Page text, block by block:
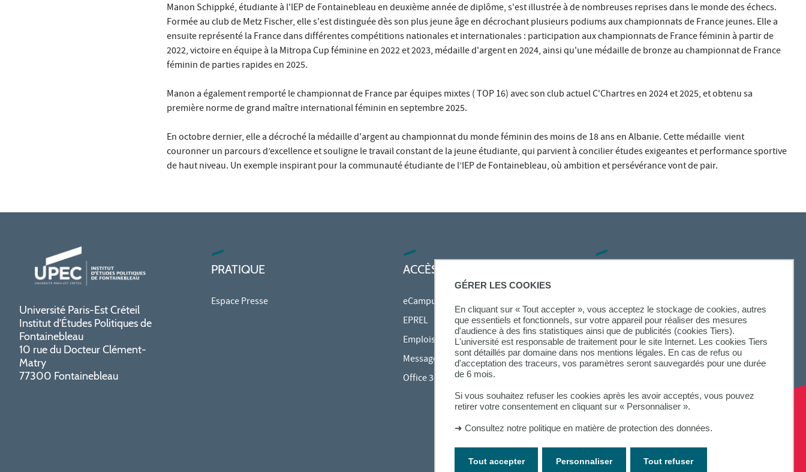
GÉRER LES COOKIES
En cliquant sur « Tout accepter », vous acceptez le stockage de cookies, autres
que essentiels et fonctionnels, sur votre appareil pour réaliser des mesures
d'audience à des fins statistiques ainsi que de publicités (cookies Tiers).
L'université est responsable de traitement pour le site Internet. Les cookies Tiers
sont détaillés par domaine dans nos mentions légales. En cas de refus ou
d'acceptation des traceurs, vos paramètres seront sauvegardés pour une durée
de 6 mois.
Si vous souhaitez refuser les cookies après les avoir acceptés, vous pouvez
retirer votre consentement en cliquant sur « Personnaliser ».
➜ Consultez notre politique en matière de protection des données.
Tout accepter Tout refuser
Personnaliser
Manon Schippké, étudiante à l'IEP de Fontainebleau en deuxième année de diplôme, s'est illustrée à de nombreuses reprises dans le monde des échecs.
Formée au club de Metz Fischer, elle s'est distinguée dès son plus jeune âge en décrochant plusieurs podiums aux championnats de France jeunes. Elle a
ensuite représenté la France dans différentes compétitions nationales et internationales : participation aux championnats de France féminin à partir de
2022, victoire en équipe à la Mitropa Cup féminine en 2022 et 2023, médaille d'argent en 2024, ainsi qu'une médaille de bronze au championnat de France
féminin de parties rapides en 2025.
Manon a également remporté le championnat de France par équipes mixtes ( TOP 16) avec son club actuel C'Chartres en 2024 et 2025, et obtenu sa
première norme de grand maître international féminin en septembre 2025.
En octobre dernier, elle a décroché la médaille d'argent au championnat du monde féminin des moins de 18 ans en Albanie. Cette médaille vient
couronner un parcours d’excellence et souligne le travail constant de la jeune étudiante, qui parvient à concilier études exigeantes et performance sportive
de haut niveau. Un exemple inspirant pour la communauté étudiante de l’IEP de Fontainebleau, où ambition et persévérance vont de pair.
Université Paris-Est Créteil
Institut d'Études Politiques de
Fontainebleau
10 rue du Docteur Clément-
Matry
77300 Fontainebleau
PRATIQUE
Espace Presse
ACCÈS RAPIDES
eCampus
EPREL
Emplois du temps en ligne (ADE)
Messagerie étudiante
Office 365